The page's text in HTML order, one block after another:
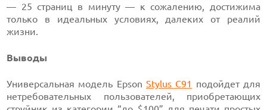
— 25 страниц в минуту — к сожалению, достижима
только в идеальных условиях, далеких от реалий
жизни.
Выводы
Универсальная модель Epson Stylus C91
подойдет для
нетребовательных пользователей, приобретающих